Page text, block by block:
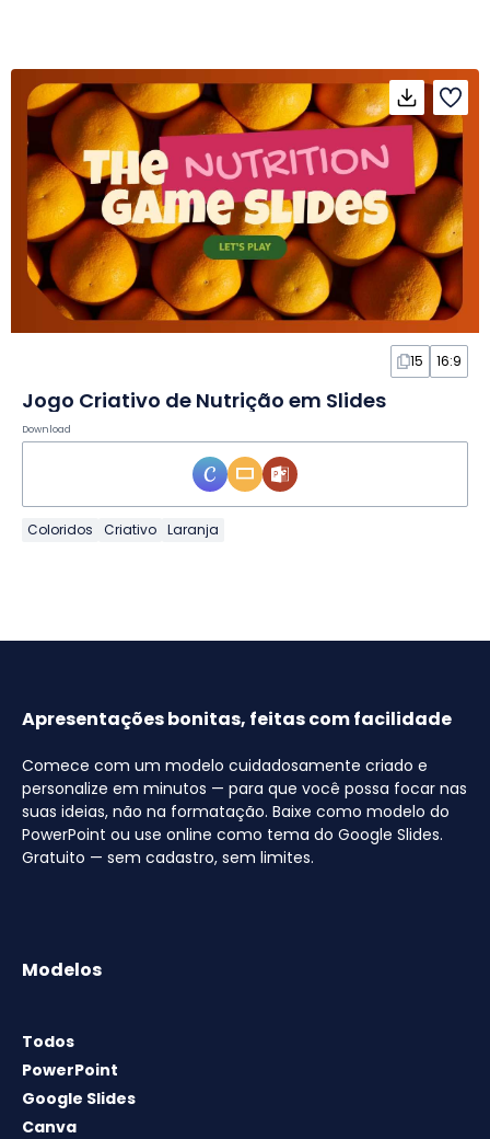
15 16:9
Jogo Criativo de Nutrição em Slides
Download
Coloridos Criativo Laranja
Apresentações bonitas, feitas com facilidade
Comece com um modelo cuidadosamente criado e
personalize em minutos — para que você possa focar nas
suas ideias, não na formatação. Baixe como modelo do
PowerPoint ou use online como tema do Google Slides.
Gratuito — sem cadastro, sem limites.
Modelos
Todos
PowerPoint
Google Slides
Canva